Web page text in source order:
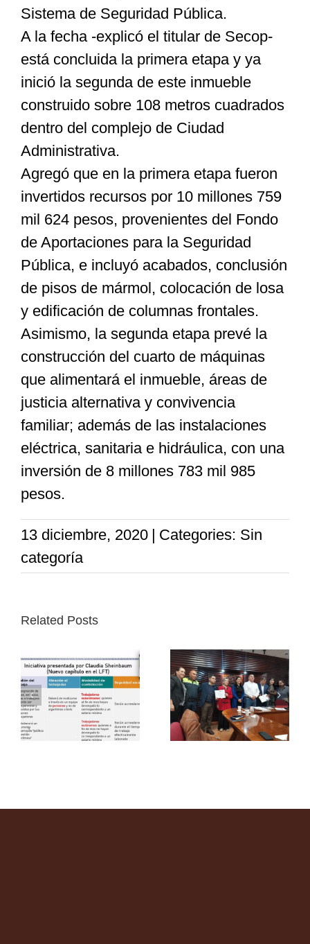
Sistema de Seguridad Pública.
A la fecha -explicó el titular de Secop-
está concluida la primera etapa y ya
inició la segunda de este inmueble
construido sobre 108 metros cuadrados
dentro del complejo de Ciudad
Administrativa.
Agregó que en la primera etapa fueron
invertidos recursos por 10 millones 759
mil 624 pesos, provenientes del Fondo
de Aportaciones para la Seguridad
Pública, e incluyó acabados, conclusión
de pisos de mármol, colocación de losa
y edificación de columnas frontales.
Asimismo, la segunda etapa prevé la
construcción del cuarto de máquinas
que alimentará el inmueble, áreas de
justicia alternativa y convivencia
familiar; además de las instalaciones
eléctrica, sanitaria e hidráulica, con una
inversión de 8 millones 783 mil 985
pesos.
13 diciembre, 2020 | Categories: Sin
categoría
Related Posts